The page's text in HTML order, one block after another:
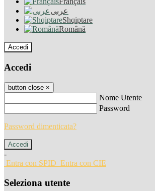
عربى
Shqiptare
Română
Accedi
Accedi
button close ×
Nome Utente
Password
Password dimenticata?
-
Entra con SPID Entra con CIE
Seleziona utente